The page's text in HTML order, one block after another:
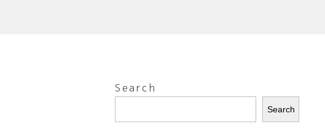
Search
Search